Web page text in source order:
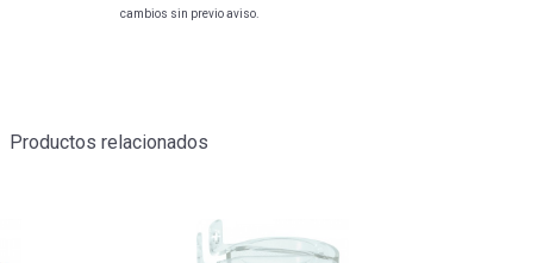
cambios sin previo aviso.
Productos relacionados